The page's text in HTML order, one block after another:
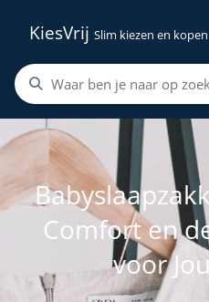
KiesVrij Slim kiezen en kopen
Comfort en
voor